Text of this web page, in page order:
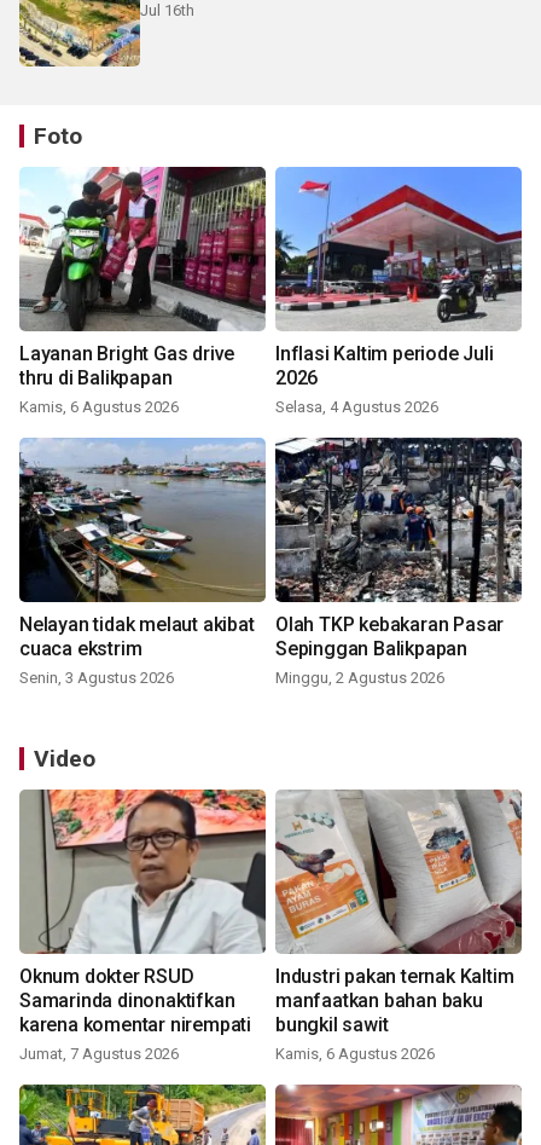
Jul 16th
Foto
Layanan Bright Gas drive
thru di Balikpapan
Kamis, 6 Agustus 2026
Inflasi Kaltim periode Juli
2026
Selasa, 4 Agustus 2026
Nelayan tidak melaut akibat
cuaca ekstrim
Senin, 3 Agustus 2026
Olah TKP kebakaran Pasar
Sepinggan Balikpapan
Minggu, 2 Agustus 2026
Video
Oknum dokter RSUD
Samarinda dinonaktifkan
karena komentar nirempati
Jumat, 7 Agustus 2026
Industri pakan ternak Kaltim
manfaatkan bahan baku
bungkil sawit
Kamis, 6 Agustus 2026